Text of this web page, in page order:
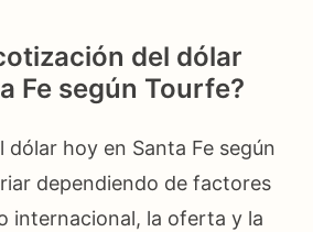
del dólar
Fe según Tourfe?
dólar hoy en Santa Fe según
dependiendo de factores
internacional, la oferta y la